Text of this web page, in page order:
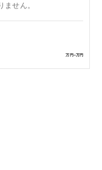
せん。
万円~万円